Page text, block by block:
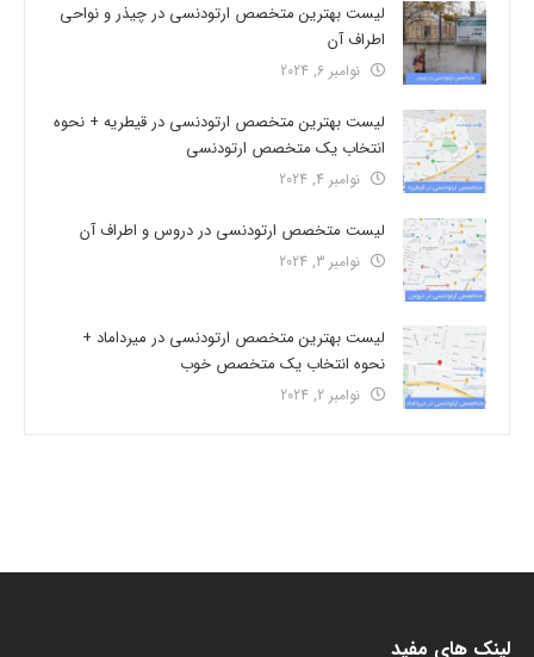
لیست بهترین متخصص ارتودنسی در چیذر و نواحی
اطراف آن
نوامبر 6, 2024
لیست بهترین متخصص ارتودنسی در قیطریه + نحوه
انتخاب یک متخصص ارتودنسی
نوامبر 4, 2024
لیست متخصص ارتودنسی در دروس و اطراف آن
نوامبر 3, 2024
لیست بهترین متخصص ارتودنسی در میرداماد +
نحوه انتخاب یک متخصص خوب
نوامبر 2, 2024
لینک های مفید